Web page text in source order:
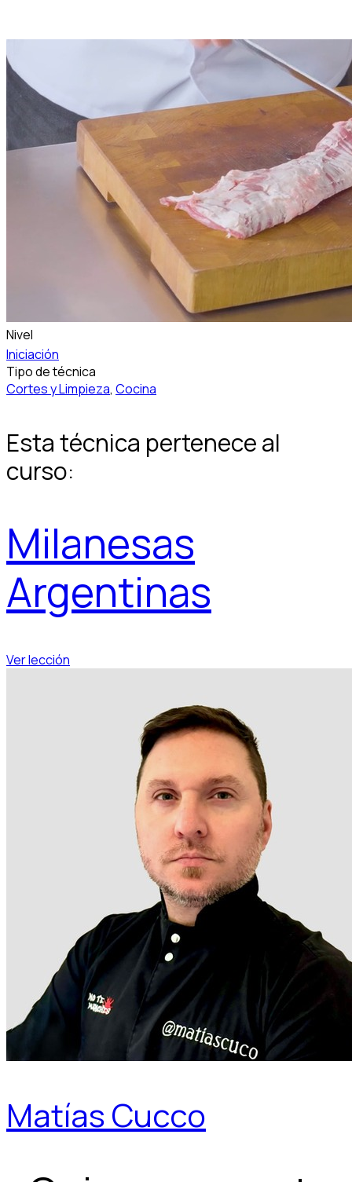
Nivel
Iniciación
Tipo de técnica
Cortes y Limpieza, Cocina
Esta técnica pertenece al
curso:
Milanesas
Argentinas
Ver lección
Matías Cucco